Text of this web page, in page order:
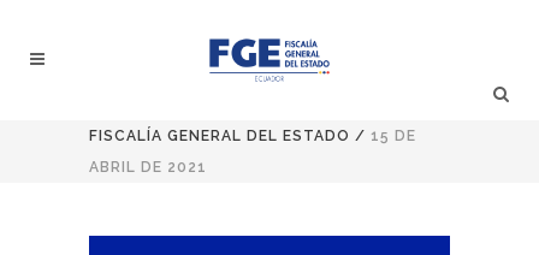
FISCALÍA GENERAL DEL ESTADO / 15 DE
ABRIL DE 2021